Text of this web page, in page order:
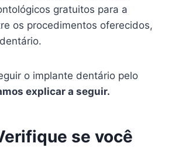
gratuitos para a
os procedimentos oferecidos,
o implante dentário pelo
explicar a seguir.
se você